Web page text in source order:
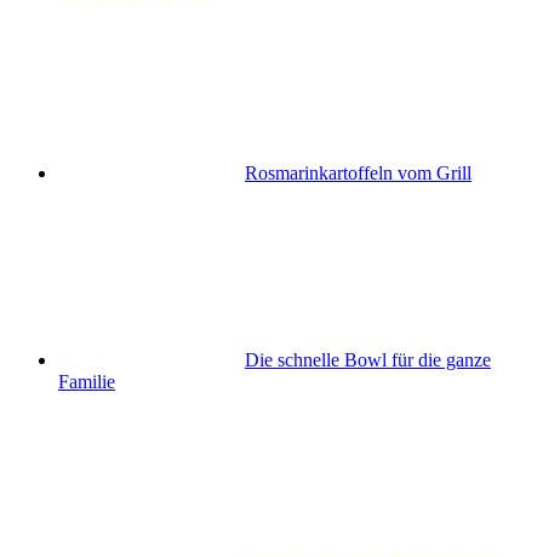
Rosmarinkartoffeln vom Grill
Die schnelle Bowl für die ganze
Familie